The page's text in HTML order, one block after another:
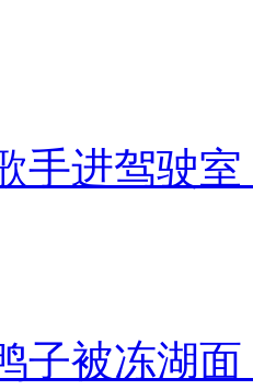
手进驾驶
子被冻湖